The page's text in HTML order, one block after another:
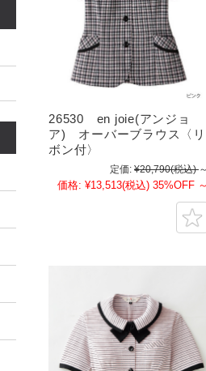
26530 en joie(アンジョ
ア) オーバーブラウス〈リ
ボン付〉
定価: ¥20,790(税込) ～
価格: ¥13,513(税込) 35%OFF ～